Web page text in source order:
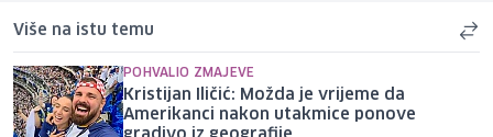
Više na istu temu
POHVALIO ZMAJEVE
Kristijan Iličić: Možda je vrijeme da
Amerikanci nakon utakmice ponove